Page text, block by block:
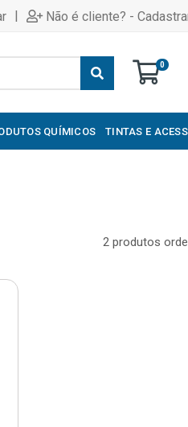
| Não é cliente? -
0
QUÍMICOS TINTAS E
2 produtos